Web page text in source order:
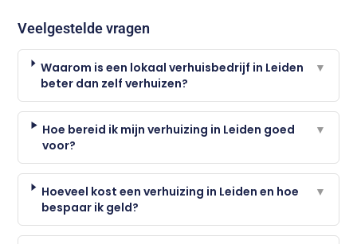
Veelgestelde vragen
Waarom is een lokaal verhuisbedrijf in Leiden
beter dan zelf verhuizen?
▼
Hoe bereid ik mijn verhuizing in Leiden goed
voor?
▼
Hoeveel kost een verhuizing in Leiden en hoe
bespaar ik geld?
▼